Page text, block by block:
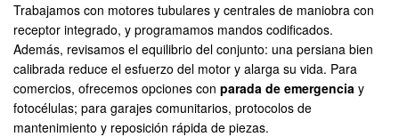
Trabajamos con motores tubulares y centrales de maniobra con
receptor integrado, y programamos mandos codificados.
Además, revisamos el equilibrio del conjunto: una persiana bien
calibrada reduce el esfuerzo del motor y alarga su vida. Para
comercios, ofrecemos opciones con parada de emergencia y
fotocélulas; para garajes comunitarios, protocolos de
mantenimiento y reposición rápida de piezas.